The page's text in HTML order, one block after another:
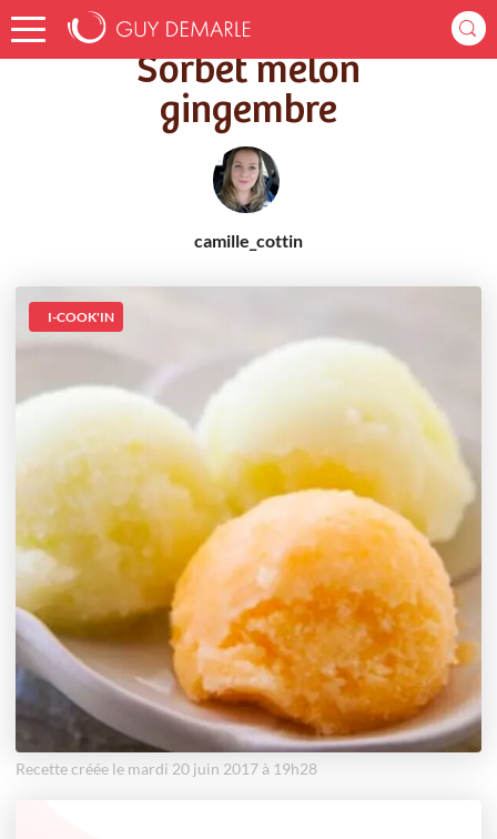
Accueil Recettes Sorbet melon gingembre
Sorbet melon
gingembre
camille_cottin
I-COOK'IN
Recette créée le mardi 20 juin 2017 à 19h28